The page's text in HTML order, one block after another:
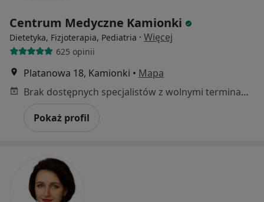
Centrum Medyczne Kamionki
Dietetyka, Fizjoterapia, Pediatria · Więcej
625 opinii
Platanowa 18, Kamionki • Mapa
Brak dostępnych specjalistów z wolnymi terminami w tym centrum medycznym.
Pokaż profil